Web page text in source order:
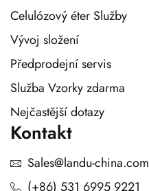
Celulózový éter Služby
Vývoj složení
Předprodejní servis
Služba Vzorky zdarma
Nejčastější dotazy
Kontakt
Sales@landu-china.com
(+86) 531 6995 9221